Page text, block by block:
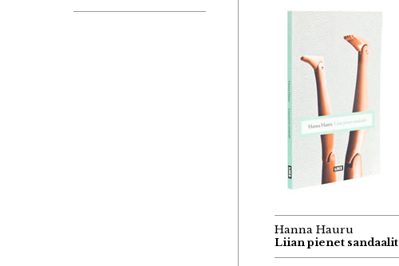
Hanna Hauru
Liian pienet sandaalit